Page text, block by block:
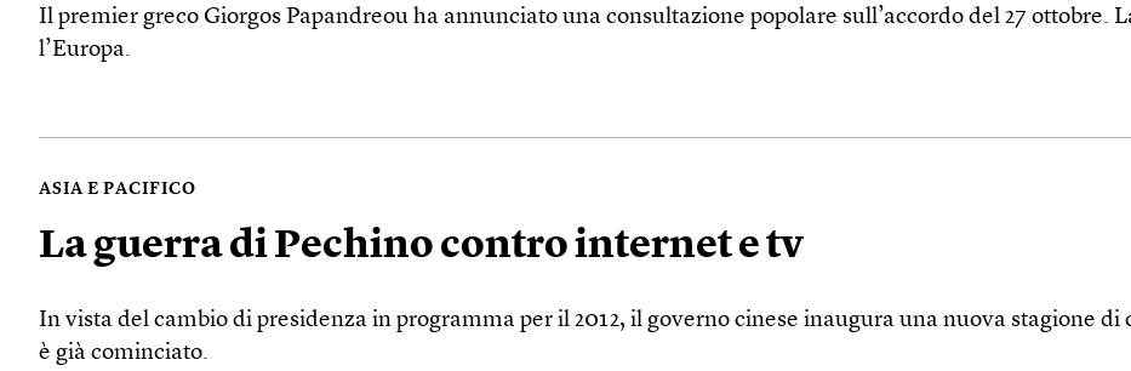
Il premier greco Giorgos Papandreou ha annunciato una consultazione popolare sull’accordo del 27 ottobre.
l’Europa.
ASIA E PACIFICO
La guerra di Pechino contro internet e tv
In vista del cambio di presidenza in programma per il 2012, il governo cinese inaugura una nuova stagione
è già cominciato.